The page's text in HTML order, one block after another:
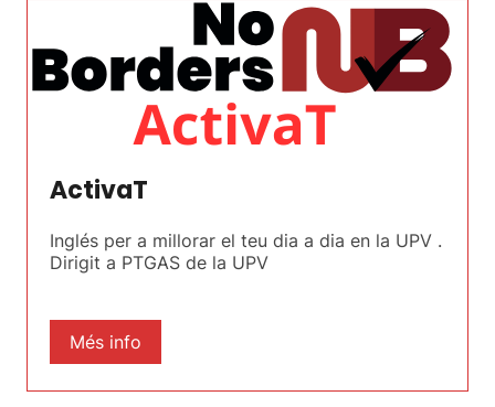
ActivaT
Inglés per a millorar el teu dia a dia en la UPV .
Dirigit a PTGAS de la UPV
Més info